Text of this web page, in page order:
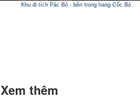
Khu di tích Pác Bó - bên trong hang Cốc Bó
Xem thêm